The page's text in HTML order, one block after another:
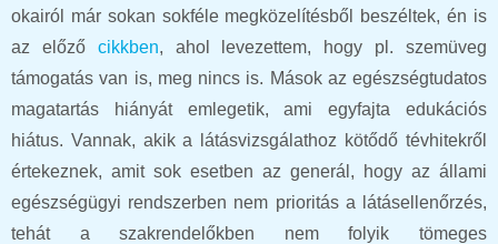
okairól már sokan sokféle megközelítésből beszéltek, én is
az előző cikkben, ahol levezettem, hogy pl. szemüveg
támogatás van is, meg nincs is. Mások az egészségtudatos
magatartás hiányát emlegetik, ami egyfajta edukációs
hiátus. Vannak, akik a látásvizsgálathoz kötődő tévhitekről
értekeznek, amit sok esetben az generál, hogy az állami
egészségügyi rendszerben nem prioritás a látásellenőrzés,
tehát a szakrendelőkben nem folyik tömeges